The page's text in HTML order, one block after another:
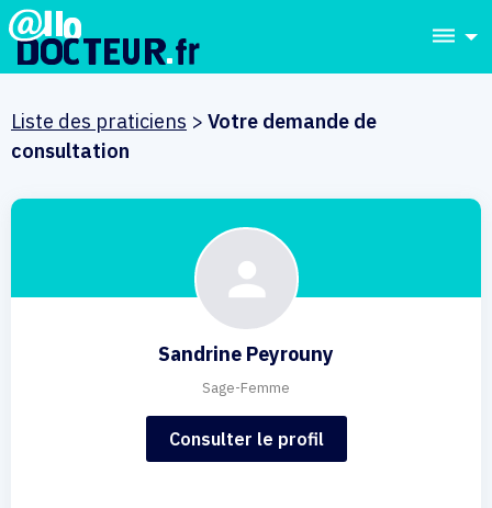
dehaze
Liste des praticiens > Votre demande de
consultation
Sandrine Peyrouny
Sage-Femme
Consulter le profil